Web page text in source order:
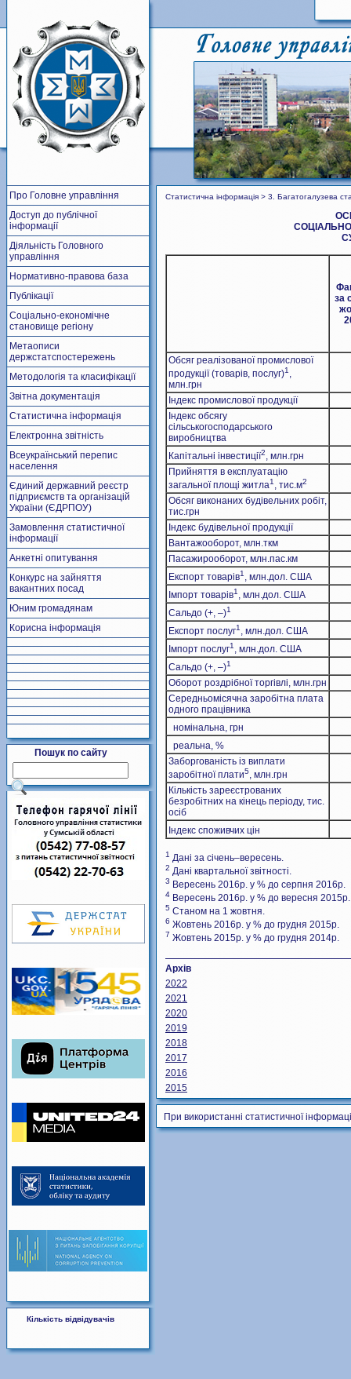
Про Головне управління
Доступ до публічної
інформації
Діяльність Головного
управління
Нормативно-правова база
Публікації
Соціально-економічне
становище регіону
Метаописи
держстатспостережень
Методологія та класифікації
Звітна документація
Статистична інформація
Електронна звітність
Всеукраїнський перепис
населення
Єдиний державний реєстр
підприємств та організацій
України (ЄДРПОУ)
Замовлення статистичної
інформації
Анкетні опитування
Конкурс на зайняття
вакантних посад
Юним громадянам
Корисна інформація
Пошук по сайту
Кількість відвідувачів
Статистична інформація > 3. Багатогалузева
за
Обсяг реалізованої промислової
продукції (товарів, послуг)1 ,
млн.грн
Індекс промислової продукції
Індекс обсягу
сільськогосподарського
виробництва
Капітальні інвестиції2, млн.грн
Прийняття в експлуатацію
загальної площі житла1 , тис.м2
Обсяг виконаних будівельних робіт,
тис.грн
Індекс будівельної продукції
Вантажооборот, млн.ткм
Пасажирооборот, млн.пас.км
Експорт товарів1 , млн.дол. США
Імпорт товарів1 , млн.дол. США
Сальдо (+, –)1
Експорт послуг1 , млн.дол. США
Імпорт послуг1 , млн.дол. США
Сальдо (+, –)1
Оборот роздрібної торгівлі, млн.грн
Середньомісячна заробітна плата
одного працівника
номінальна, грн
реальна, %
Заборгованість із виплати
заробітної плати5, млн.грн
Кількість зареєстрованих
безробітних на кінець періоду, тис.
осіб
Індекс споживчих цін
1 Дані за січень–вересень.
2 Дані квартальної звітності.
3 Вересень 2016р. у % до серпня 2016р.
4 Вересень 2016р. у % до вересня 2015р.
5 Станом на 1 жовтня.
6 Жовтень 2016р. у % до грудня 2015р.
7 Жовтень 2015р. у % до грудня 2014р.
Архів
2022
2021
2020
2019
2018
2017
2016
2015
При використанні статистичної